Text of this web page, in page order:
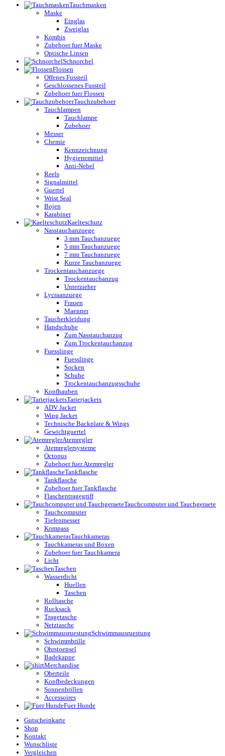
Tauchmasken
Maske
Einglas
Zweiglas
Kombis
Zubehoer fuer Maske
Optische Linsen
Schnorchel
Flossen
Offenes Fussteil
Geschlossenes Fussteil
Zubehoer fuer Flossen
Tauchzubehoer
Tauchlampen
Tauchlampe
Zubehoer
Messer
Chemie
Kennzeichnung
Hygienemittel
Anti-Nebel
Reels
Signalmittel
Guertel
Wrist Seal
Bojen
Karabiner
Kaelteschutz
Nasstauchanzuege
3 mm Tauchanzuege
5 mm Tauchanzuege
7 mm Tauchanzuege
Kurze Tauchanzuege
Trockentauchanzuege
Trockentauchanzug
Unterzieher
Lycraanzuege
Frauen
Maenner
Taucherkleidung
Handschuhe
Zum Nasstauchanzug
Zum Trockentauchanzug
Fuesslinge
Fuesslinge
Socken
Schuhe
Trockentauchanzugsschuhe
Kopfhauben
Tarierjackets
ADV Jacket
Wing Jacket
Technische Backplate & Wings
Gewichtguertel
Atemregler
Atemreglersysteme
Octopus
Zubehoer fuer Atemregler
Tankflasche
Tankflasche
Zubehoer fuer Tankflasche
Flaschentragegriff
Tauchcomputer und Tauchgeraete
Tauchcomputer
Tiefenmesser
Kompass
Tauchkameras
Tauchkameras und Boxen
Zubehoer fuer Tauchkamera
Licht
Taschen
Wasserdicht
Huellen
Taschen
Rolltasche
Rucksack
Tragetasche
Netztasche
Schwimmausruestung
Schwimmbrille
Ohrstoepsel
Badekappe
Merchandise
Oberteile
Kopfbedeckungen
Sonnenbrillen
Accessoires
Fuer Hunde
Gutscheinkarte
Shop
Kontakt
Wunschliste
Vergleichen